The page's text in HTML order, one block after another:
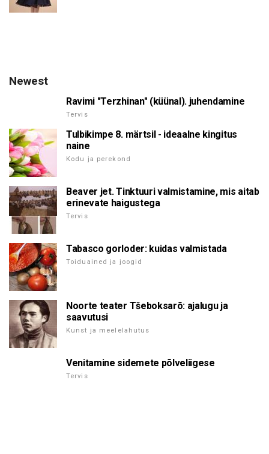
Newest
Ravimi "Terzhinan" (küünal). juhendamine
Tervis
Tulbikimpe 8. märtsil - ideaalne kingitus
naine
Kodu ja perekond
Beaver jet. Tinktuuri valmistamine, mis aitab
erinevate haigustega
Tervis
Tabasco gorloder: kuidas valmistada
Toiduained ja joogid
Noorte teater Tšeboksarõ: ajalugu ja
saavutusi
Kunst ja meelelahutus
Venitamine sidemete põlveliigese
Tervis